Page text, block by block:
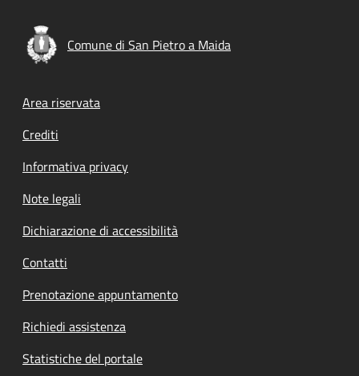
Comune di San Pietro a Maida
Footer menu
Area riservata
Crediti
Informativa privacy
Note legali
Dichiarazione di accessibilità
Contatti
Prenotazione appuntamento
Richiedi assistenza
Statistiche del portale